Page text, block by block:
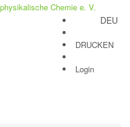
DEU
DRUCKEN
Login
navigation